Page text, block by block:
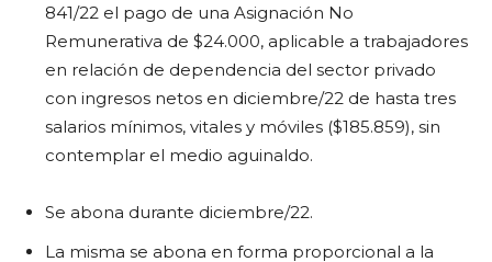
841/22 el pago de una Asignación No
Remunerativa de $24.000, aplicable a trabajadores
en relación de dependencia del sector privado
con ingresos netos en diciembre/22 de hasta tres
salarios mínimos, vitales y móviles ($185.859), sin
contemplar el medio aguinaldo.
Se abona durante diciembre/22.
La misma se abona en forma proporcional a la